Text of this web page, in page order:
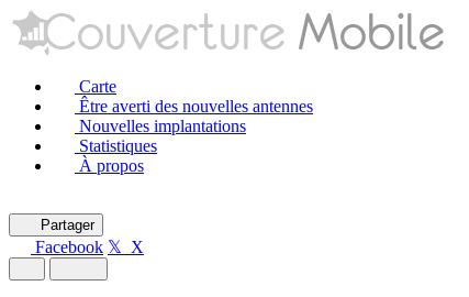
Carte
Être averti des nouvelles antennes
Nouvelles implantations
Statistiques
À propos
Partager
Facebook 𝕏 X